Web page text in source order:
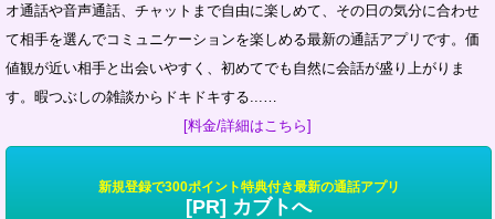
オ通話や音声通話、チャットまで自由に楽しめて、その日の気分に合わせ
て相手を選んでコミュニケーションを楽しめる最新の通話アプリです。価
値観が近い相手と出会いやすく、初めてでも自然に会話が盛り上がりま
す。暇つぶしの雑談からドキドキする...…
[料金/詳細はこちら]
新規登録で300ポイント特典付き最新の通話アプリ
[PR] カブトへ